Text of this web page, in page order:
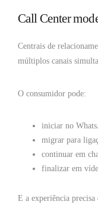
Call Center
Centrais de
múltiplos canais
O consumidor pode:
iniciar no
migrar para
continuar em
finalizar em
E a experiência